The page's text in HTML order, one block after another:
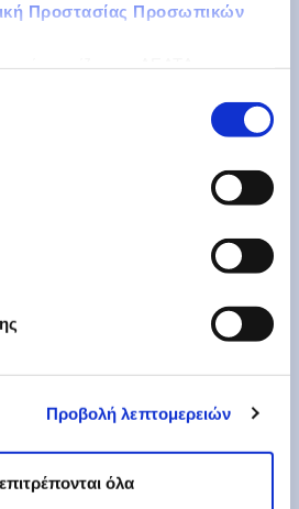
Προστασίας Προσωπικών
Προβολή λεπτομερειών
όλα
Μοριακής